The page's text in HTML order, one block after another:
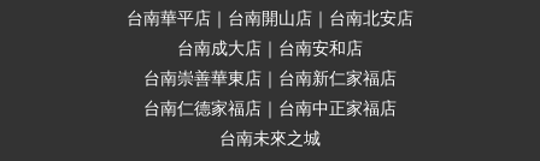
台南華平店｜台南開山店｜台南北安店
台南成大店｜台南安和店
台南崇善華東店｜台南新仁家福店
台南仁德家福店｜台南中正家福店
台南未來之城